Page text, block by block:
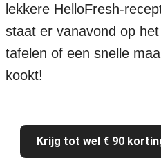
lekkere HelloFresh-
staat er vanavond op
tafelen of een snelle
kookt!
Krijg tot wel € 90